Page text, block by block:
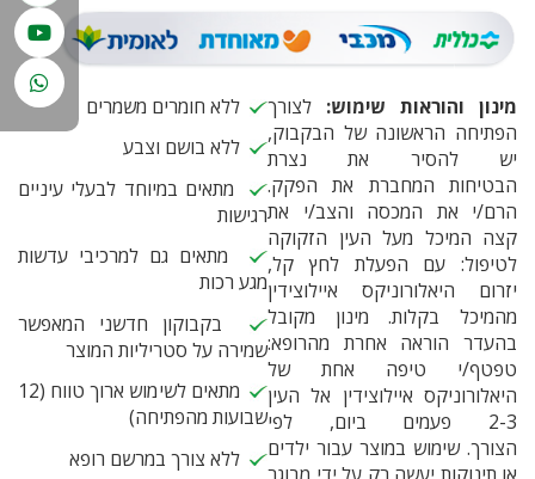
מינון והוראות שימוש: לצורך
הפתיחה הראשונה של הבקבוק,
יש להסיר את נצרת
הבטיחות המחברת את הפקק.
הרם/י את המכסה והצב/י את
קצה המיכל מעל העין הזקוקה
לטיפול: עם הפעלת לחץ קל,
יזרום היאלורוניקס איילוצידין
מהמיכל בקלות. מינון מקובל
בהעדר הוראה אחרת מהרופא:
טפטף/י טיפה אחת של
היאלורוניקס איילוצידין אל העין
2-3 פעמים ביום, לפי
הצורך. שימוש במוצר עבור ילדים
או תינוקות יעשה רק על ידי מבוגר
ללא חומרים משמרים
ללא בושם וצבע
מתאים במיוחד לבעלי עיניים
רגישות
מתאים גם למרכיבי עדשות
מגע רכות
בקבוקון חדשני המאפשר
שמירה על סטריליות המוצר
מתאים לשימוש ארוך טווח (12
שבועות מהפתיחה)
ללא צורך במרשם רופא